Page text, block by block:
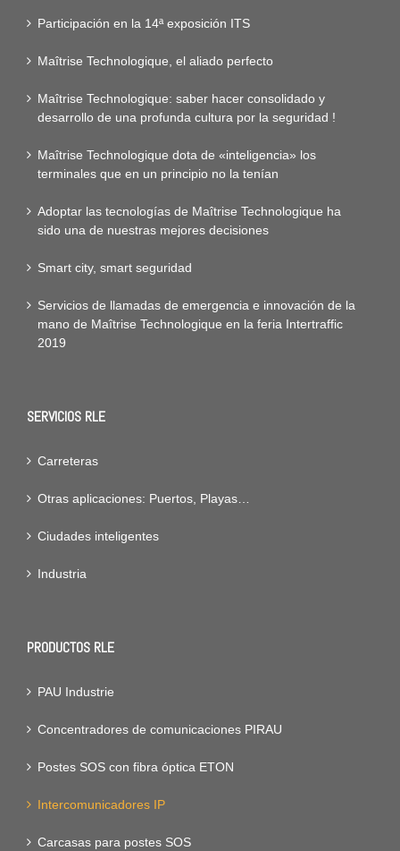
Participación en la 14ª exposición ITS
Maîtrise Technologique, el aliado perfecto
Maîtrise Technologique: saber hacer consolidado y
desarrollo de una profunda cultura por la seguridad !
Maîtrise Technologique dota de «inteligencia» los
terminales que en un principio no la tenían
Adoptar las tecnologías de Maîtrise Technologique ha
sido una de nuestras mejores decisiones
Smart city, smart seguridad
Servicios de llamadas de emergencia e innovación de la
mano de Maîtrise Technologique en la feria Intertraffic
2019
SERVICIOS RLE
Carreteras
Otras aplicaciones: Puertos, Playas…
Ciudades inteligentes
Industria
PRODUCTOS RLE
PAU Industrie
Concentradores de comunicaciones PIRAU
Postes SOS con fibra óptica ETON
Intercomunicadores IP
Carcasas para postes SOS